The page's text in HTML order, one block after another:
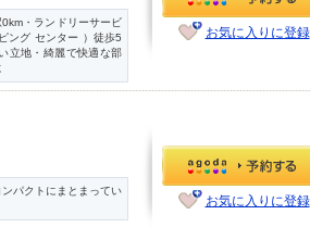
0km・ランドリーサービ
ング センター ）徒歩5
立地・綺麗で快適な部
お気に入りに登録
パクトにまとまってい
お気に入りに登録